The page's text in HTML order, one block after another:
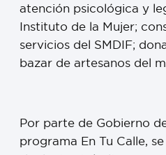
atención psicológica y
Instituto de la Mujer;
servicios del SMDIF;
bazar de artesanos del
Por parte de Gobierno
programa En Tu Calle,